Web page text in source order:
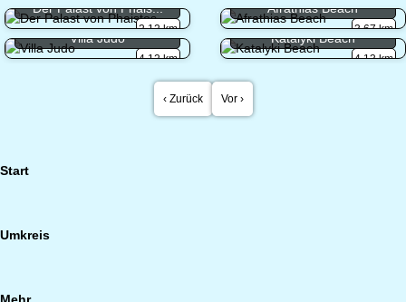
2.12 km
Der Palast von Phais...
3.67 km
Afrathias Beach
4.12 km
Villa Judo
4.13 km
Katalyki Beach
‹ Zurück Vor ›
Start
Umkreis